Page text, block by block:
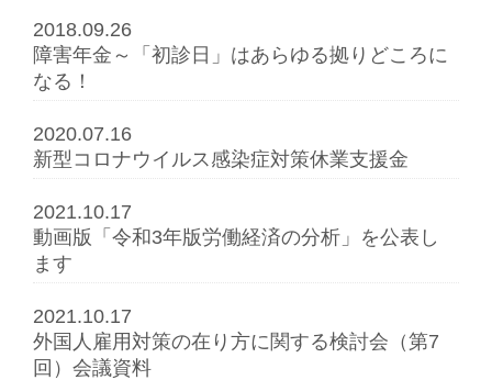
2018.09.26
障害年金～「初診日」はあらゆる拠りどころに
なる！
2020.07.16
新型コロナウイルス感染症対策休業支援金
2021.10.17
動画版「令和3年版労働経済の分析」を公表し
ます
2021.10.17
外国人雇用対策の在り方に関する検討会（第7
回）会議資料